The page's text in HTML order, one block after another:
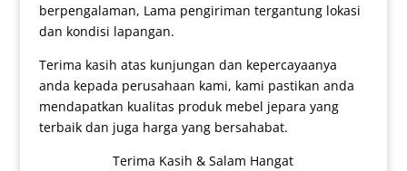
berpengalaman, Lama pengiriman tergantung lokasi
dan kondisi lapangan.
Terima kasih atas kunjungan dan kepercayaanya
anda kepada perusahaan kami, kami pastikan anda
mendapatkan kualitas produk mebel jepara yang
terbaik dan juga harga yang bersahabat.
Terima Kasih & Salam Hangat